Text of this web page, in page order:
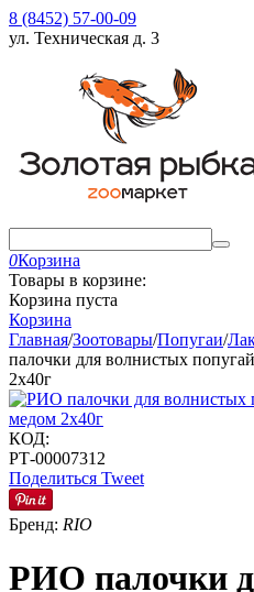
8 (8452) 57-00-09
ул. Техническая д. 3
0Корзина
Товары в корзине:
Корзина пуста
Корзина
Главная/Зоотовары/Попугаи/
палочки для волнистых
2х40г
КОД:
РТ-00007312
Поделиться Tweet
Бренд: RIO
РИО палочки